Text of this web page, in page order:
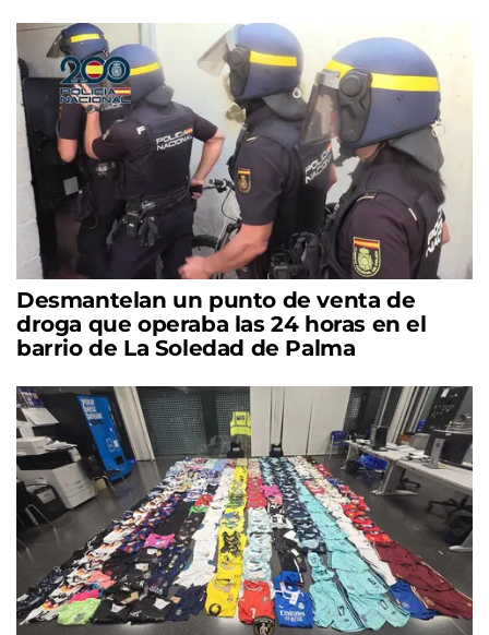
Desmantelan un punto de venta de
droga que operaba las 24 horas en el
barrio de La Soledad de Palma